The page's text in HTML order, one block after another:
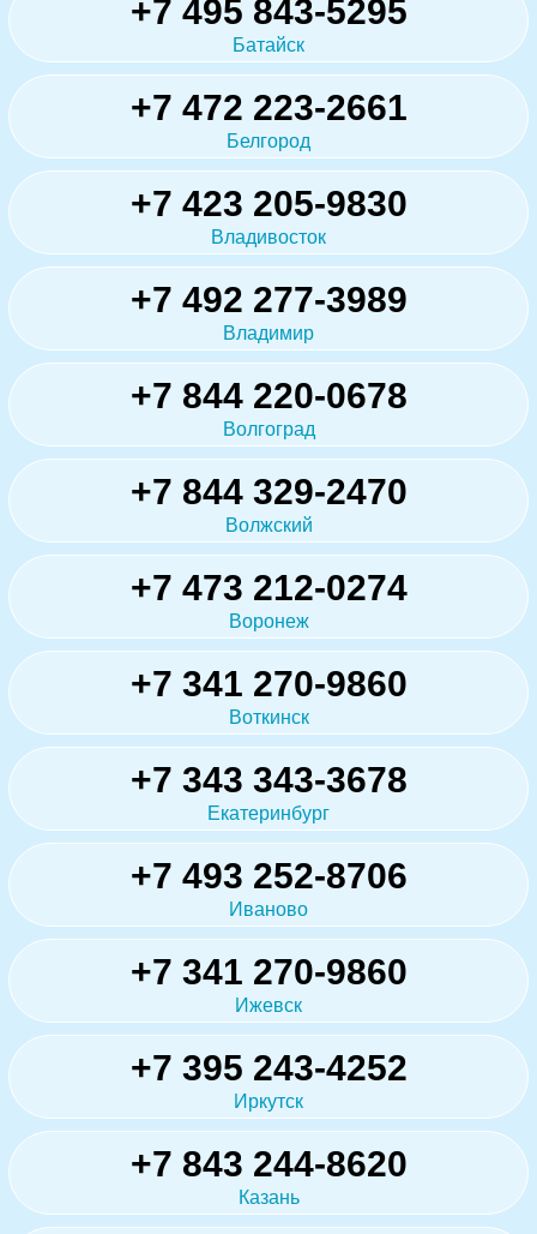
+7 495 843-5295
Батайск
+7 472 223-2661
Белгород
+7 423 205-9830
Владивосток
+7 492 277-3989
Владимир
+7 844 220-0678
Волгоград
+7 844 329-2470
Волжский
+7 473 212-0274
Воронеж
+7 341 270-9860
Воткинск
+7 343 343-3678
Екатеринбург
+7 493 252-8706
Иваново
+7 341 270-9860
Ижевск
+7 395 243-4252
Иркутск
+7 843 244-8620
Казань